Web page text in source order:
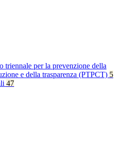
triennale per la prevenzione della
e della trasparenza (PTPCT) 5
47